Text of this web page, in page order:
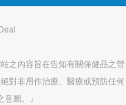
之內容旨在告知有關保健品之營
對非用作治療、醫療或預防任何
圖。』